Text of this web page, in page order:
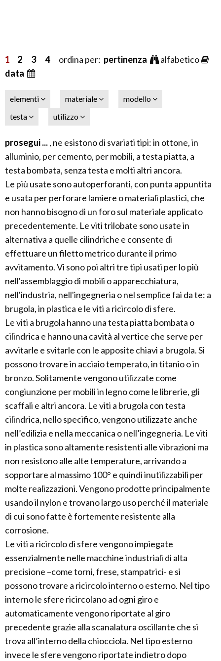
1 2 3 4ordina per: pertinenza
alfabetico
data
elementi materiale
modello
testa
utilizzo
prosegui ..., ne esistono di svariati tipi: in ottone, in
alluminio, per cemento, per mobili, a testa piatta, a
testa bombata, senza testa e molti altri ancora.
Le più usate sono autoperforanti, con punta appuntita
e usata per perforare lamiere o materiali plastici, che
non hanno bisogno di un foro sul materiale applicato
precedentemente. Le viti trilobate sono usate in
alternativa a quelle cilindriche e consente di
effettuare un filetto metrico durante il primo
avvitamento. Vi sono poi altri tre tipi usati per lo più
nell'assemblaggio di mobili o apparecchiatura,
nell'industria, nell'ingegneria o nel semplice fai da te: a
brugola, in plastica e le viti a ricircolo di sfere.
Le viti a brugola hanno una testa piatta bombata o
cilindrica e hanno una cavità al vertice che serve per
avvitarle e svitarle con le apposite chiavi a brugola. Si
possono trovare in acciaio temperato, in titanio o in
bronzo. Solitamente vengono utilizzate come
congiunzione per mobili in legno come le librerie, gli
scaffali e altri ancora. Le viti a brugola con testa
cilindrica, nello specifico, vengono utilizzate anche
nell’edilizia e nella meccanica o nell’ingegneria. Le viti
in plastica sono altamente resistenti alle vibrazioni ma
non resistono alle alte temperature, arrivando a
sopportare al massimo 100° e quindi inutilizzabili per
molte realizzazioni. Vengono prodotte principalmente
usando il nylon e trovano largo uso perché il materiale
di cui sono fatte è fortemente resistente alla
corrosione.
Le viti a ricircolo di sfere vengono impiegate
essenzialmente nelle macchine industriali di alta
precisione –come torni, frese, stampatrici- e si
possono trovare a ricircolo interno o esterno. Nel tipo
interno le sfere ricircolano ad ogni giro e
automaticamente vengono riportate al giro
precedente grazie alla scanalatura oscillante che si
trova all’interno della chiocciola. Nel tipo esterno
invece le sfere vengono riportate indietro dopo